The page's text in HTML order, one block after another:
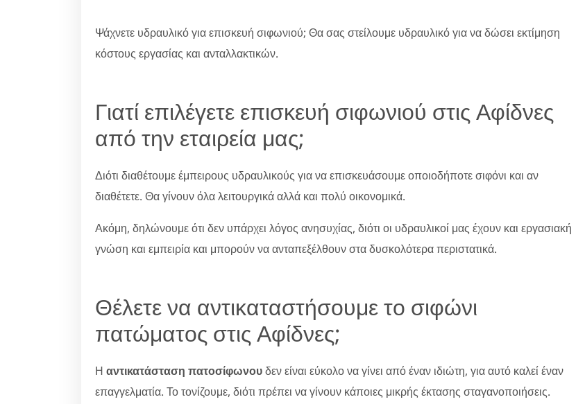
Ψάχνετε υδραυλικό για επισκευή σιφωνιού; Θα σας στείλουμε υδραυλικό για να δώσει εκτίμηση
κόστους εργασίας και ανταλλακτικών.
Γιατί επιλέγετε επισκευή σιφωνιού στις Αφίδνες
από την εταιρεία μας;
Διότι διαθέτουμε έμπειρους υδραυλικούς για να επισκευάσουμε οποιοδήποτε σιφόνι και αν
διαθέτετε. Θα γίνουν όλα λειτουργικά αλλά και πολύ οικονομικά.
Ακόμη, δηλώνουμε ότι δεν υπάρχει λόγος ανησυχίας, διότι οι υδραυλικοί μας έχουν και εργασιακή
γνώση και εμπειρία και μπορούν να ανταπεξέλθουν στα δυσκολότερα περιστατικά.
Θέλετε να αντικαταστήσουμε το σιφώνι
πατώματος στις Αφίδνες;
Η αντικατάσταση πατοσίφωνουδεν είναι εύκολο να γίνει από έναν ιδιώτη, για αυτό καλεί έναν
επαγγελματία. Το τονίζουμε, διότι πρέπει να γίνουν κάποιες μικρής έκτασης σταγανοποιήσεις.